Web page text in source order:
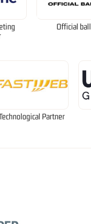
Official ball
Partner